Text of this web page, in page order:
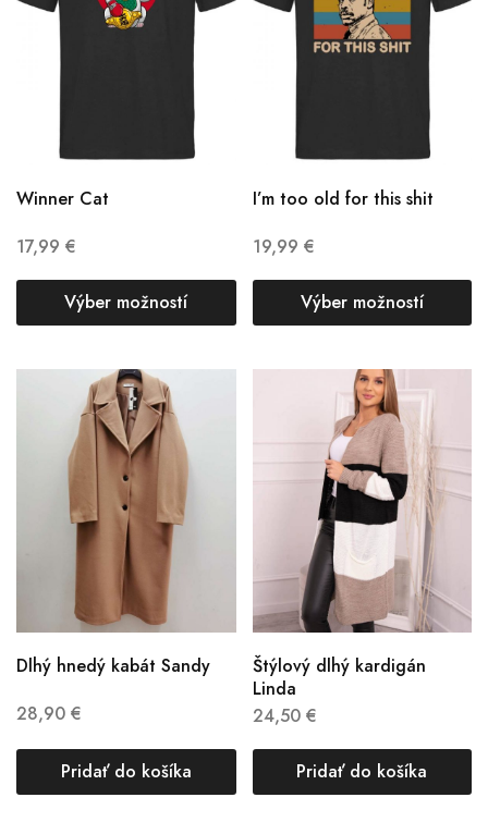
Winner Cat
17,99 €
Výber možností
I’m too old for this shit
19,99 €
Výber možností
Dlhý hnedý kabát Sandy
28,90 €
Pridať do košíka
Štýlový dlhý kardigán
Linda
24,50 €
Pridať do košíka